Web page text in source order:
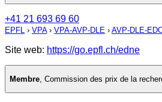
+41 21 693 69 60
EPFL › VPA› VPA-AVP-DLE › AVP-DLE-
Site web: https://go.epfl.ch/edne
Membre, Commission des prix de la